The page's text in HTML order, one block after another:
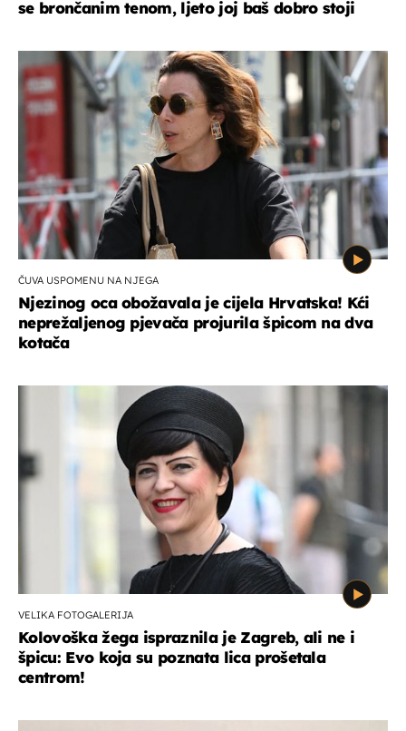
se brončanim tenom, ljeto joj baš dobro stoji
ČUVA USPOMENU NA NJEGA
Njezinog oca obožavala je cijela Hrvatska! Kći
neprežaljenog pjevača projurila špicom na dva
kotača
VELIKA FOTOGALERIJA
Kolovoška žega ispraznila je Zagreb, ali ne i
špicu: Evo koja su poznata lica prošetala
centrom!